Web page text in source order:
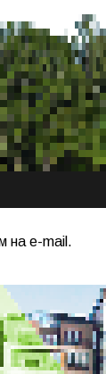
на e-mail.